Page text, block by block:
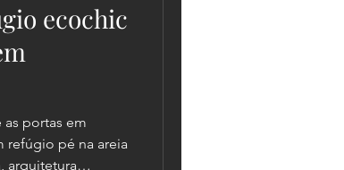
ecochic
portas em
refúgio pé na areia
arquitetura